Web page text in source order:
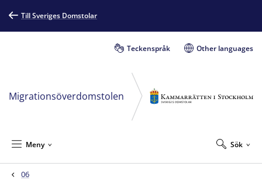
Till Sveriges Domstolar
Teckenspråk Other languages
Migrationsöverdomstolen
Sök
Meny
06